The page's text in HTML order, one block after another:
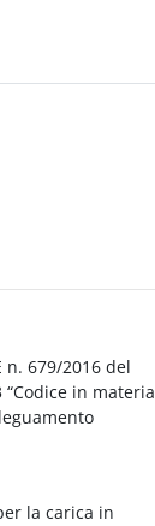
679/2016 del
“Codice in materia
la carica in